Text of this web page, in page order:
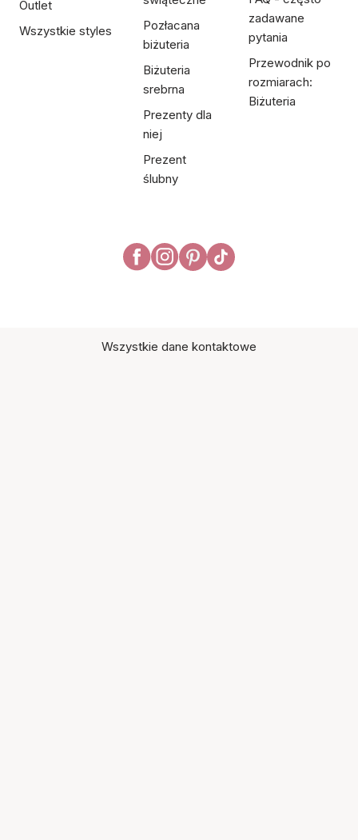
Outlet
Wszystkie styles
Pozłacana
biżuteria
Biżuteria
srebrna
Prezenty dla
niej
Prezent
ślubny
zadawane
pytania
Przewodnik po
rozmiarach:
Biżuteria
Wszystkie dane kontaktowe